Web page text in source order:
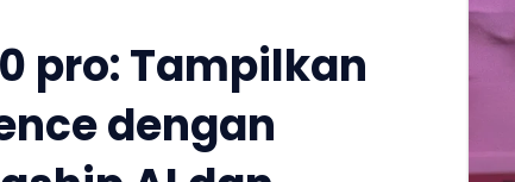
pro: Tampilkan
dengan